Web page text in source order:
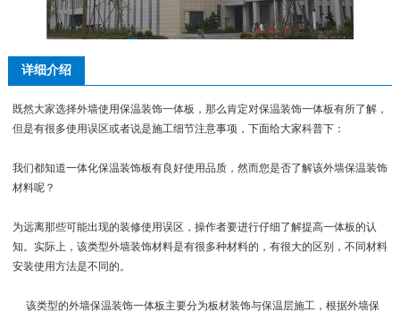
详细介绍
既然大家选择外墙使用保温装饰一体板，那么肯定对保温装饰一体板有所了解，
但是有很多使用误区或者说是施工细节注意事项，下面给大家科普下：
我们都知道一体化保温装饰板有良好使用品质，然而您是否了解该外墙保温装饰
材料呢？
为远离那些可能出现的装修使用误区，操作者要进行仔细了解提高一体板的认
知。实际上，该类型外墙装饰材料是有很多种材料的，有很大的区别，不同材料
安装使用方法是不同的。
该类型的外墙保温装饰一体板主要分为板材装饰与保温层施工，根据外墙保